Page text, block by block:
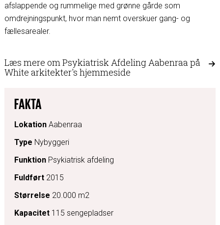
afslappende og rummelige med grønne gårde som
omdrejningspunkt, hvor man nemt overskuer gang- og
fællesarealer.
Læs mere om Psykiatrisk Afdeling Aabenraa på
White arkitekter's hjemmeside
FAKTA
Lokation Aabenraa
Type Nybyggeri
Funktion Psykiatrisk afdeling
Fuldført 2015
Størrelse 20.000 m2
Kapacitet 115 sengepladser